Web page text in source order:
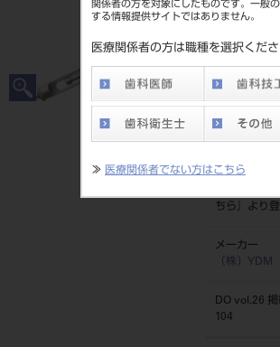
関係者の方を対象にしたものです。一般
する情報提供サイトではありません。
医療関係者の方は職種を選択くださ
≫ 医療関係者でない方はこちら
201510544
JAN/EANコ
標準価格
覧ください。
ネット会員
ちら
』より
メーカー
（株）YDM
DO vol.26
104